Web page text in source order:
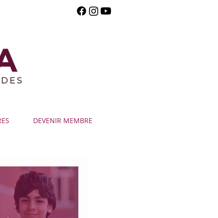
DEVENIR MEMBRE
Publication en vedette